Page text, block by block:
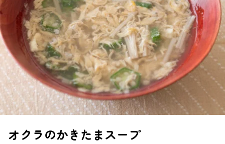
オクラのかきたまスープ